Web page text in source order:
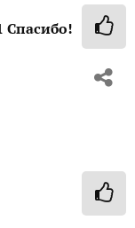
Спасибо!